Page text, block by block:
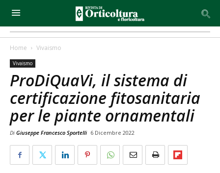
Home Vivaismo
Vivaismo
ProDiQuaVi, il sistema di
certificazione fitosanitaria
per le piante ornamentali
Di Giuseppe Francesco Sportelli 6 Dicembre 2022